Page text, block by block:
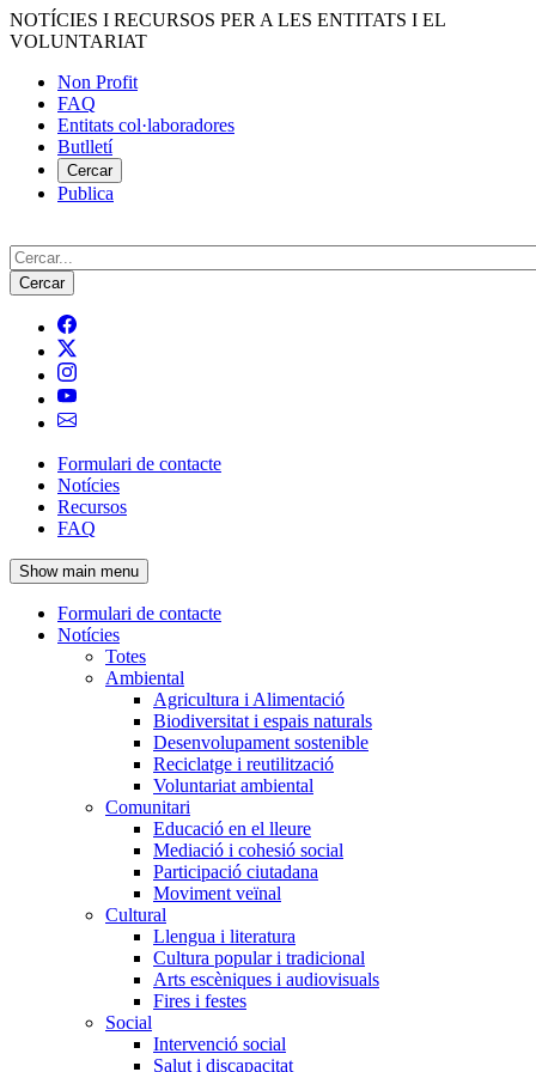
Vés
al
NOTÍCIES I RECURSOS PER A LES ENTITATS I EL
VOLUNTARIAT
Menú
del
compte
d'usuari
Non Profit
FAQ
Entitats col·laboradores
Butlletí
Cercar
Publica
Cerca
Navegació
principal
de
l'encapçalament
Formulari de contacte
Notícies
Recursos
FAQ
Show main menu
Navegació
principal
Formulari de contacte
Notícies
Totes
Ambiental
Agricultura i Alimentació
Biodiversitat i espais naturals
Desenvolupament sostenible
Reciclatge i reutilització
Voluntariat ambiental
Comunitari
Educació en el lleure
Mediació i cohesió social
Participació ciutadana
Moviment veïnal
Cultural
Llengua i literatura
Cultura popular i tradicional
Arts escèniques i audiovisuals
Fires i festes
Social
Intervenció social
Salut i discapacitat